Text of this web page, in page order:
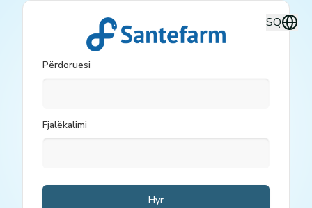
SQ
Përdoruesi
Fjalëkalimi
Hyr